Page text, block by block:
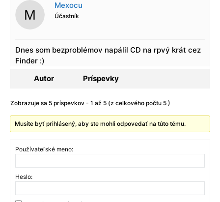
Mexocu
Účastník
Dnes som bezproblémov napálil CD na rpvý krát cez
Finder :)
Autor
Príspevky
Zobrazuje sa 5 príspevkov - 1 až 5 (z celkového počtu 5 )
Musíte byť prihlásený, aby ste mohli odpovedať na túto tému.
Používateľské meno:
Heslo: